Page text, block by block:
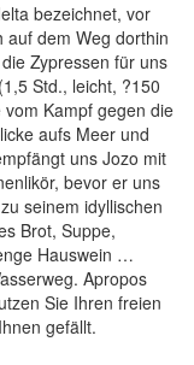
bezeichnet, vor
auf dem Weg dorthin
Zypressen für uns
Std., leicht, ?150
Kampf gegen die
aufs Meer und
uns Jozo mit
bevor er uns
seinem idyllischen
Brot, Suppe,
Hauswein …
Apropos
Sie Ihren freien
gefällt.